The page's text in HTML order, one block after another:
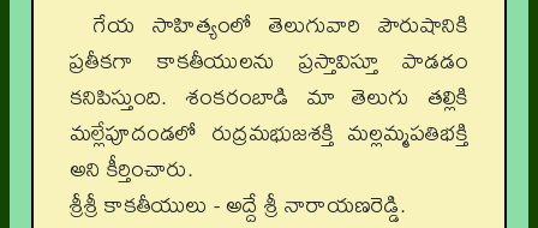
గేయ సాహిత్యంలో తెలుగువారి పౌరుషానికి
ప్రతీకగా కాకతీయులను ప్రస్తావిస్తూ పాడడం
కనిపిస్తుంది. శంకరంబాడి మా తెలుగు తల్లికి
మల్లేపూదండలో రుద్రమభుజశక్తి మల్లమ్మపతిభక్తి
అని కీర్తించారు.
శ్రీశ్రీ కాకతీయులు - అద్దే శ్రీ నారాయణరెడ్డి.